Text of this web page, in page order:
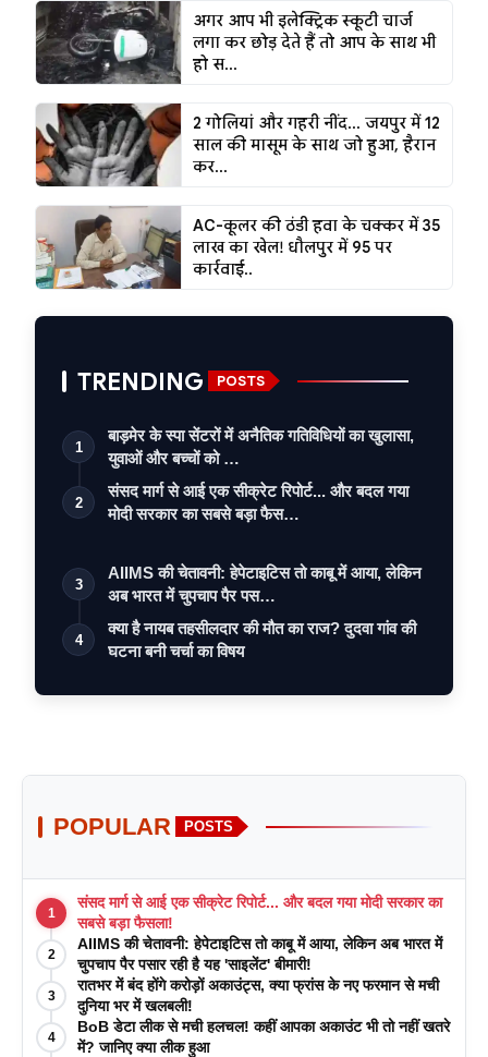
अगर आप भी इलेक्ट्रिक स्कूटी चार्ज
लगा कर छोड़ देते हैं तो आप के साथ भी
हो स...
2 गोलियां और गहरी नींद... जयपुर में 12
साल की मासूम के साथ जो हुआ, हैरान
कर...
AC-कूलर की ठंडी हवा के चक्कर में 35
लाख का खेल! धौलपुर में 95 पर
कार्रवाई..
TRENDING POSTS
1
बाड़मेर के स्पा सेंटरों में अनैतिक गतिविधियों का खुलासा,
युवाओं और बच्चों को …
2
संसद मार्ग से आई एक सीक्रेट रिपोर्ट... और बदल गया
मोदी सरकार का सबसे बड़ा फैस…
3
AIIMS की चेतावनी: हेपेटाइटिस तो काबू में आया, लेकिन
अब भारत में चुपचाप पैर पस…
4
क्या है नायब तहसीलदार की मौत का राज? दुदवा गांव की
घटना बनी चर्चा का विषय
POPULAR POSTS
1
संसद मार्ग से आई एक सीक्रेट रिपोर्ट... और बदल गया मोदी सरकार का
सबसे बड़ा फैसला!
2
AIIMS की चेतावनी: हेपेटाइटिस तो काबू में आया, लेकिन अब भारत में
चुपचाप पैर पसार रही है यह 'साइलेंट' बीमारी!
3
रातभर में बंद होंगे करोड़ों अकाउंट्स, क्या फ्रांस के नए फरमान से मची
दुनिया भर में खलबली!
4
BoB डेटा लीक से मची हलचल! कहीं आपका अकाउंट भी तो नहीं खतरे
में? जानिए क्या लीक हुआ